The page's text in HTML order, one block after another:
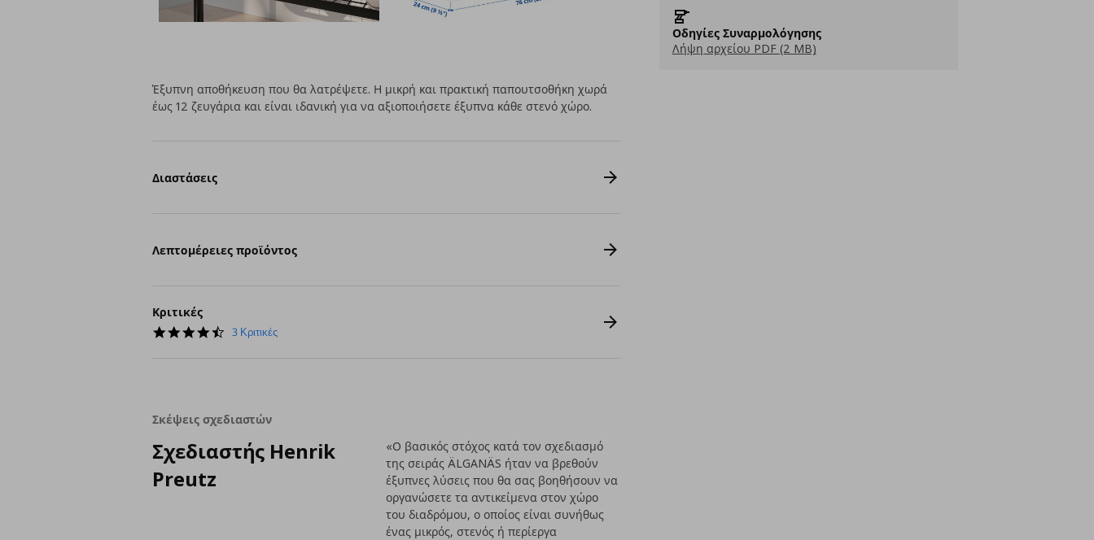
Οδηγίες Συναρμολόγησης
Λήψη αρχείου PDF (2 MB)
Έξυπνη αποθήκευση που θα λατρέψετε. Η μικρή και πρακτική παπουτσοθήκη χωρά
έως 12 ζευγάρια και είναι ιδανική για να αξιοποιήσετε έξυπνα κάθε στενό χώρο.
Διαστάσεις
Λεπτομέρειες προϊόντος
Κριτικές
4.7
3 Κριτικές
Σκέψεις σχεδιαστών
Σχεδιαστής Henrik
Preutz
«Ο βασικός στόχος κατά τον σχεδιασμό
της σειράς ÄLGANÄS ήταν να βρεθούν
έξυπνες λύσεις που θα σας βοηθήσουν να
οργανώσετε τα αντικείμενα στον χώρο
του διαδρόμου, ο οποίος είναι συνήθως
ένας μικρός, στενός ή περίεργα